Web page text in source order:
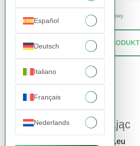
Español
Deutsch
Italiano
Français
Nederlands
Prezentowane zdjęcia mają charakter poglądowy.
ZAPYTAJ O PRODUKT
Wsparcie klienta
Katarzyna Zając
contact@fdcm.eu